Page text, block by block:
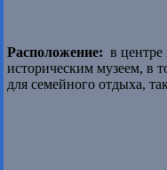
Расположение: в
историческим музеем, в
для семейного отдыха,